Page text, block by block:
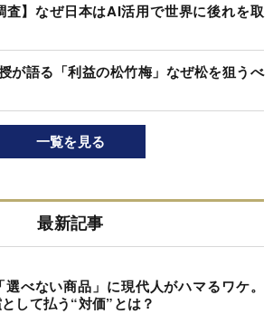
査】なぜ日本はAI活用で世界に後れを取
が語る「利益の松竹梅」なぜ松を狙うべ
一覧を見る
最新記事
べない商品」に現代人がハマるワケ。
して払う“対価”とは？